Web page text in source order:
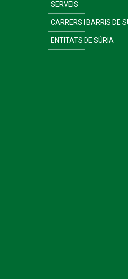
SERVEIS
CARRERS I BARRIS DE
ENTITATS DE SÚRIA